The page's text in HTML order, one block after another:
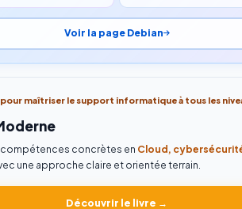
Voir la page Debian
maîtriser le support informatique à tous les
concrètes en Cloud,
une approche claire et orientée terrain.
Découvrir le livre →